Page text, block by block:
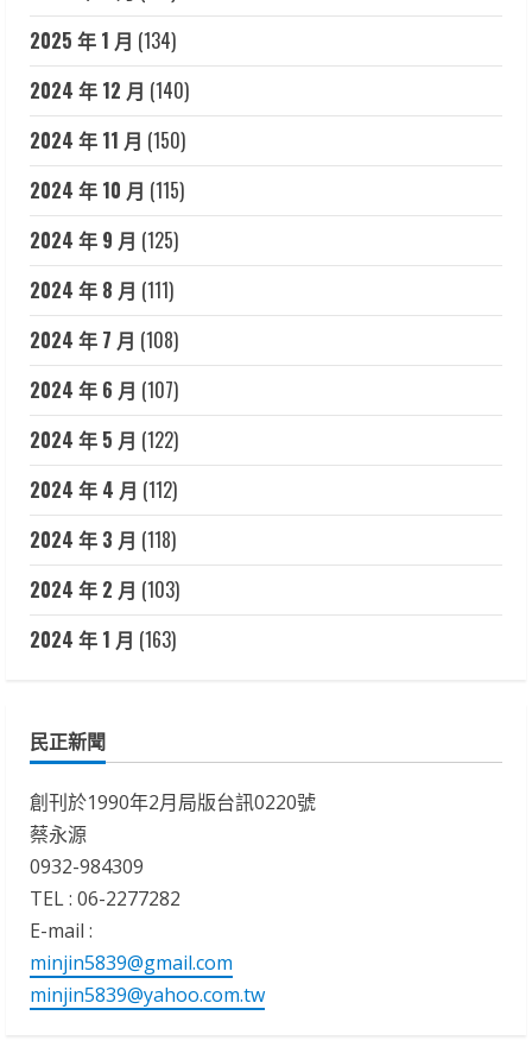
2025 年 1 月 (134)
2024 年 12 月 (140)
2024 年 11 月 (150)
2024 年 10 月 (115)
2024 年 9 月 (125)
2024 年 8 月 (111)
2024 年 7 月 (108)
2024 年 6 月 (107)
2024 年 5 月 (122)
2024 年 4 月 (112)
2024 年 3 月 (118)
2024 年 2 月 (103)
2024 年 1 月 (163)
民正新聞
創刊於1990年2月局版台訊0220號
蔡永源
0932-984309
TEL : 06-2277282
E-mail :
minjin5839@gmail.com
minjin5839@yahoo.com.tw